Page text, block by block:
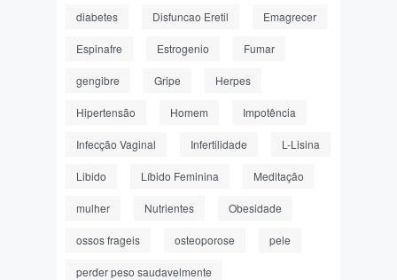
diabetes Disfuncao Eretil Emagrecer
Espinafre Estrogenio Fumar
gengibre Gripe Herpes
Hipertensão Homem Impotência
Infecção Vaginal Infertilidade L-Lisina
Libido Líbido Feminina Meditação
mulher Nutrientes Obesidade
ossos frageis osteoporose pele
perder peso saudavelmente